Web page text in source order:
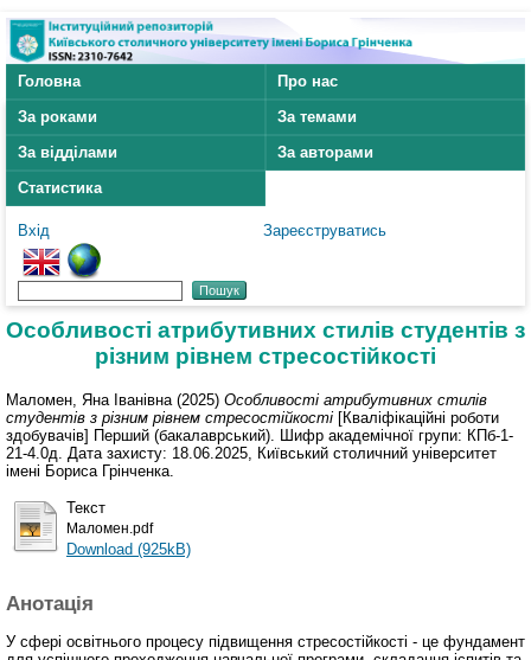
Головна
Про нас
За роками
За темами
За відділами
За авторами
Статистика
Вхід Зареєструватись
Особливості атрибутивних стилів студентів з
різним рівнем стресостійкості
Маломен, Яна Іванівна (2025) Особливості атрибутивних стилів
студентів з різним рівнем стресостійкості [Кваліфікаційні роботи
здобувачів] Перший (бакалаврський). Шифр академічної групи: КПб-1-
21-4.0д. Дата захисту: 18.06.2025, Київський столичний університет
імені Бориса Грінченка.
Текст
Маломен.pdf
Download (925kB)
Анотація
У сфері освітнього процесу підвищення стресостійкості - це фундамент